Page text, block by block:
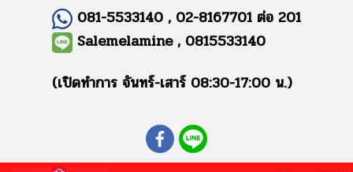
081-5533140 , 02-8167701 ต่อ 201
Salemelamine , 0815533140
(เปิดทำการ จันทร์-เสาร์ 08:30-17:00 น.)